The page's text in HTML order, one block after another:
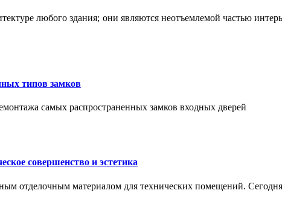
любого здания; они являются неотъемлемой частью
типов замков
самых распространенных замков входных дверей
совершенство и эстетика
отделочным материалом для технических помещений.